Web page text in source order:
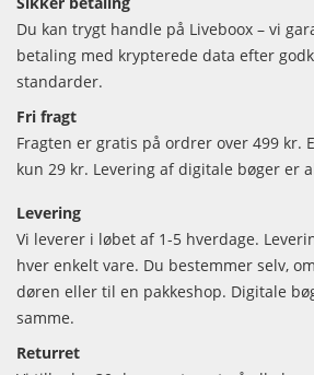
Du kan trygt handle på Liveboox – vi
betaling med krypterede data efter
standarder.
Fri fragt
Fragten er gratis på ordrer over 499 kr.
kun 29 kr. Levering af digitale bøger er
Levering
Vi leverer i løbet af 1-5 hverdage.
hver enkelt vare. Du bestemmer selv,
døren eller til en pakkeshop. Digitale
samme.
Returret